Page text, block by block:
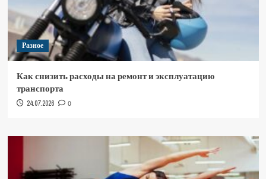
Разное
Как снизить расходы на ремонт и эксплуатацию
транспорта
24.07.2026 0